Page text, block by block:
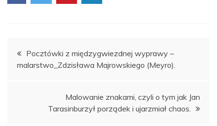
Nawigacja
wpisu
Pocztówki z międzygwiezdnej wyprawy –
malarstwo_Zdzisława Majrowskiego (Meyro).
Malowanie znakami, czyli o tym jak Jan
Tarasinburzył porządek i ujarzmiał chaos.